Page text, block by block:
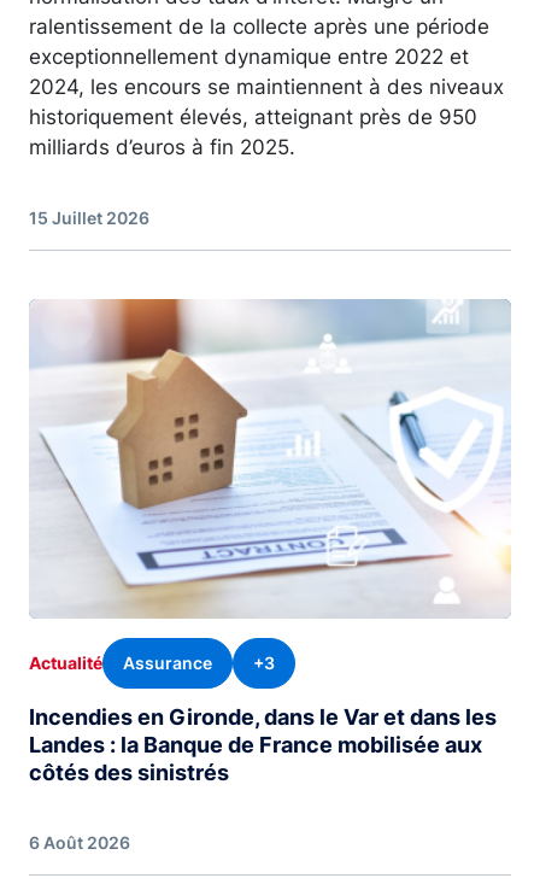
ralentissement de la collecte après une période
exceptionnellement dynamique entre 2022 et
2024, les encours se maintiennent à des niveaux
historiquement élevés, atteignant près de 950
milliards d’euros à fin 2025.
15 Juillet 2026
Actualité Assurance +3
Incendies en Gironde, dans le Var et dans les
Landes : la Banque de France mobilisée aux
côtés des sinistrés
6 Août 2026